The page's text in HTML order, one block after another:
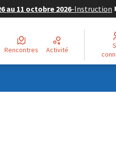
au 11 octobre 2026-Instruction
Rencontres Activité